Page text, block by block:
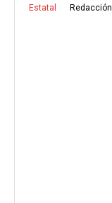
Estatal Redacción